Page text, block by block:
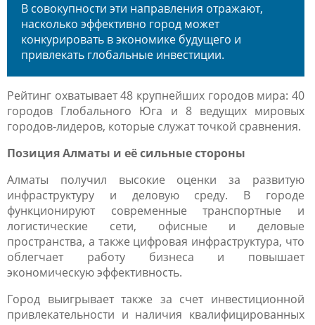
В совокупности эти направления отражают,
насколько эффективно город может
конкурировать в экономике будущего и
привлекать глобальные инвестиции.
Рейтинг охватывает 48 крупнейших городов мира: 40
городов Глобального Юга и 8 ведущих мировых
городов-лидеров, которые служат точкой сравнения.
Позиция Алматы и её сильные стороны
Алматы получил высокие оценки за развитую
инфраструктуру и деловую среду. В городе
функционируют современные транспортные и
логистические сети, офисные и деловые
пространства, а также цифровая инфраструктура, что
облегчает работу бизнеса и повышает
экономическую эффективность.
Город выигрывает также за счет инвестиционной
привлекательности и наличия квалифицированных